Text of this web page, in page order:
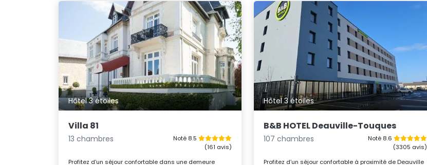
Hôtel 3 étoiles
Villa 81
13 chambres
Noté 8.5
(161 avis)
Profitez d’un séjour confortable dans une demeure
Hôtel 3 étoiles
B&B HOTEL Deauville-Touques
107 chambres
Noté 8.6
(3305 avis)
Profitez d’un séjour confortable à proximité de Deauville